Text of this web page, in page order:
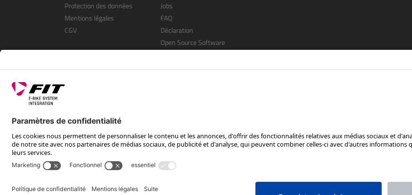
Protection des données
Mentions légales
CGV
Jobs
FAQ
Déclaration
Open Source Software
SUIS-NOUS SUR